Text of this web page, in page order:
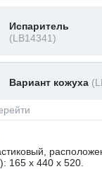
Испаритель
(LB14341)
Вариант кожуха
165 x 440 х 520.